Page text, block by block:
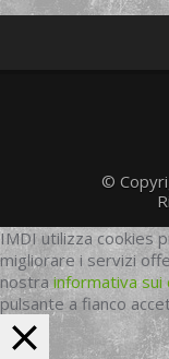
©
IMDI utilizza cookies
migliorare i servizi
nostrainformativa sui
pulsante a fianco